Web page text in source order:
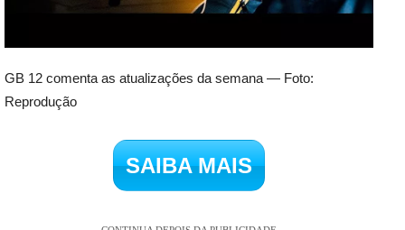
GB 12 comenta as atualizações da semana — Foto:
Reprodução
SAIBA MAIS